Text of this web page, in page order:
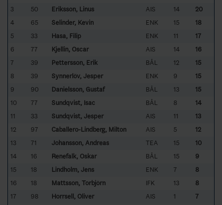
3
50 Eriksson, Linus AIS 14
20
4
65 Selinder, Kevin ENK 15
18
5
33 Hasa, Filip ENK 11
17
6
77 Kjellin, Oscar AIS 14
16
7
39 Pettersson, Erik BÅL 12
15
8
39 Synnerlöv, Jesper ENK 9
15
9
90 Danielsson, Gustaf BÅL 13
15
10
77 Sundqvist, Isac BÅL 8
14
11
33 Sundqvist, Jesper AIS 11
13
12
97 Caballero-Lindberg, Milton AIS 5
12
13
71 Johansson, Andreas TEA 15
10
14
16 Renefalk, Oskar BÅL 15
9
15
18 Lindholm, Jens ENK 7
8
16
18 Mattsson, Torbjörn IFK 13
8
17
98 Horrsell, Oliver AIS 1
7